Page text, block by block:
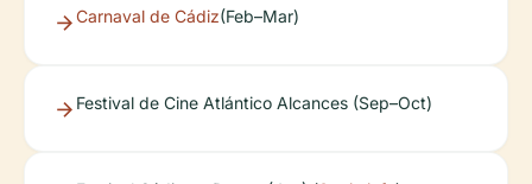
Carnaval de Cádiz(Feb–Mar)
Festival de Cine Atlántico Alcances (Sep–Oct)